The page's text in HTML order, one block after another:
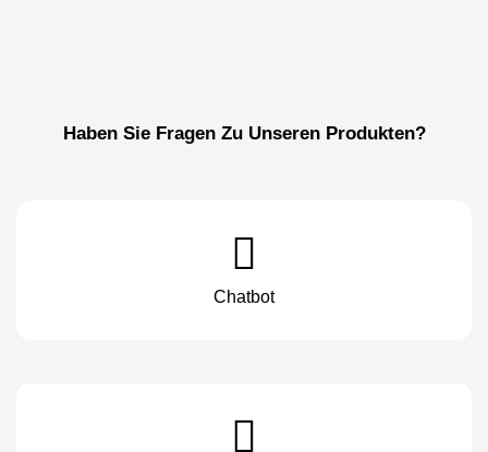
Haben Sie Fragen Zu Unseren Produkten?
Chatbot